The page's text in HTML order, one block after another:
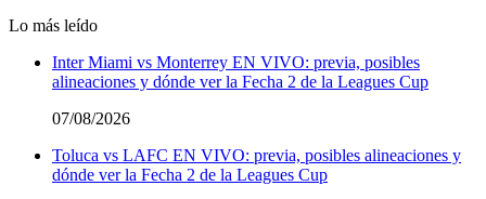
Lo más leído
Inter Miami vs Monterrey EN VIVO: previa, posibles
alineaciones y dónde ver la Fecha 2 de la Leagues Cup
07/08/2026
Toluca vs LAFC EN VIVO: previa, posibles alineaciones y
dónde ver la Fecha 2 de la Leagues Cup